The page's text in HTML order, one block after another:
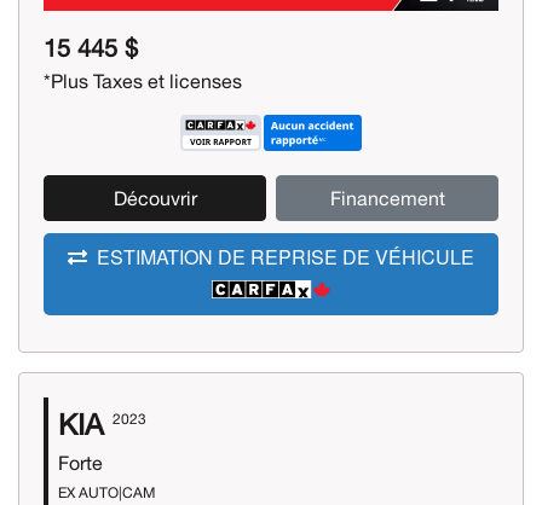
15 445 $
*Plus Taxes et licenses
Découvrir Financement
ESTIMATION DE REPRISE DE VÉHICULE
KIA 2023
Forte
EX AUTO|CAM